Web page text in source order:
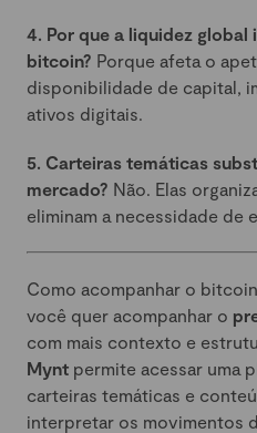
4. Por que a liquidez
bitcoin? Porque afeta o
disponibilidade de capital,
ativos digitais.
5. Carteiras temáticas
mercado? Não. Elas
eliminam a necessidade de
Como acompanhar o
você quer acompanhar o
com mais contexto e
Mynt permite acessar uma
carteiras temáticas e
interpretar os movimentos